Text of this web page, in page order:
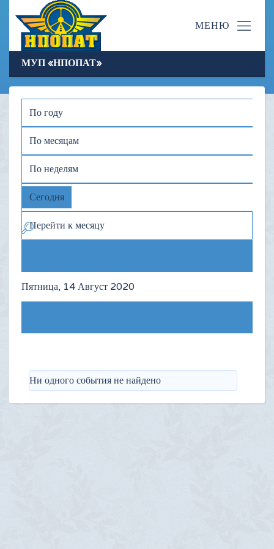
МУП «НПОПАТ»
По году
По месяцам
По неделям
Сегодня
Перейти к месяцу
Пятница, 14 Август 2020
Ни одного события не найдено